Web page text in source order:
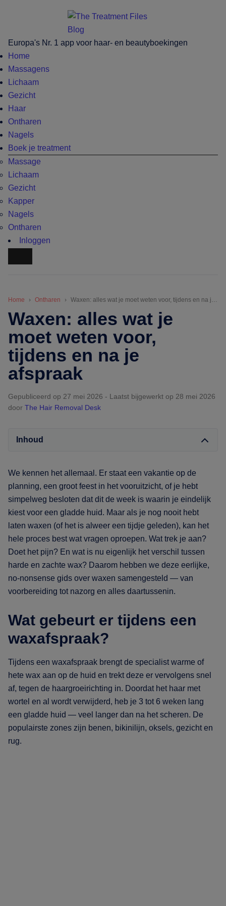
content
menu
sidebar
Europa's Nr. 1 app voor haar- en beautyboekingen
Home
Massagens
Lichaam
Gezicht
Haar
Ontharen
Nagels
Boek je treatment
Massage
Lichaam
Gezicht
Kapper
Nagels
Ontharen
Inloggen
Home Ontharen Waxen: alles wat je moet weten voor, tijdens en na je afspraak
Waxen: alles wat je
moet weten voor,
tijdens en na je
afspraak
Gepubliceerd op 27 mei 2026 - Laatst bijgewerkt op 28 mei 2026
door The Hair Removal Desk
Inhoud
We kennen het allemaal. Er staat een vakantie op de
planning, een groot feest in het vooruitzicht, of je hebt
simpelweg besloten dat dit de week is waarin je eindelijk
kiest voor een gladde huid. Maar als je nog nooit hebt
laten waxen (of het is alweer een tijdje geleden), kan het
hele proces best wat vragen oproepen. Wat trek je aan?
Doet het pijn? En wat is nu eigenlijk het verschil tussen
harde en zachte wax? Daarom hebben we deze eerlijke,
no-nonsense gids over waxen samengesteld — van
voorbereiding tot nazorg en alles daartussenin.
Wat gebeurt er tijdens een
waxafspraak?
Tijdens een waxafspraak brengt de specialist warme of
hete wax aan op de huid en trekt deze er vervolgens snel
af, tegen de haargroeirichting in. Doordat het haar met
wortel en al wordt verwijderd, heb je 3 tot 6 weken lang
een gladde huid — veel langer dan na het scheren. De
populairste zones zijn benen, bikinilijn, oksels, gezicht en
rug.